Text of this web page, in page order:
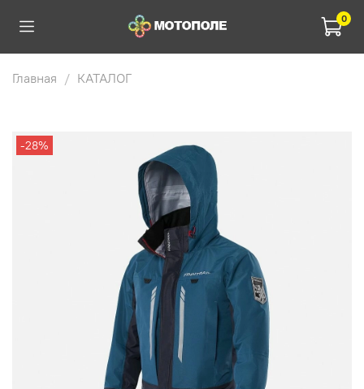
0
Главная КАТАЛОГ
-28%